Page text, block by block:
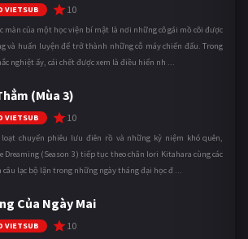
VIETSUB 10
màn của một học viện bí mật là nơi những cô gái mồ côi được
và huấn luyện để trở thành những cỗ máy chiến đấu. Trong
nghiệt ấy, cái chết được xem là điều hiển nh ...
(Mùa 3)
VIETSUB 10
loạt chuyến phiêu lưu điên rồ và những kỷ niệm khó quên,
Dreaming (Season 3) tiếp tục theo chân Iori Kitahara cùng các
câu lạc bộ lặn trong những ngày tháng đại học đ ...
Của Ngày Mai
VIETSUB 10